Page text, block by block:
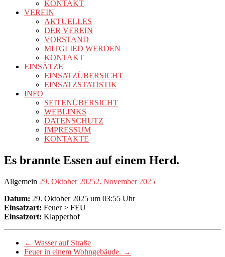
KONTAKT
VEREIN
AKTUELLES
DER VEREIN
VORSTAND
MITGLIED WERDEN
KONTAKT
EINSÄTZE
EINSATZÜBERSICHT
EINSATZSTATISTIK
INFO
SEITENÜBERSICHT
WEBLINKS
DATENSCHUTZ
IMPRESSUM
KONTAKTE
Es brannte Essen auf einem Herd.
Allgemein 29. Oktober 20252. November 2025
Datum: 29. Oktober 2025 um 03:55 Uhr
Einsatzart: Feuer > FEU
Einsatzort: Klapperhof
← Wasser auf Straße
Feuer in einem Wohngebäude. →